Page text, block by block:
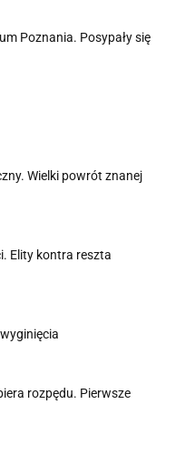
Poznania. Posypały się
Wielki powrót znanej
Elity kontra reszta
rozpędu. Pierwsze